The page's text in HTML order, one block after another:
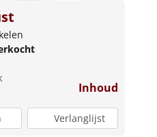
Inhoud
Verlanglijst